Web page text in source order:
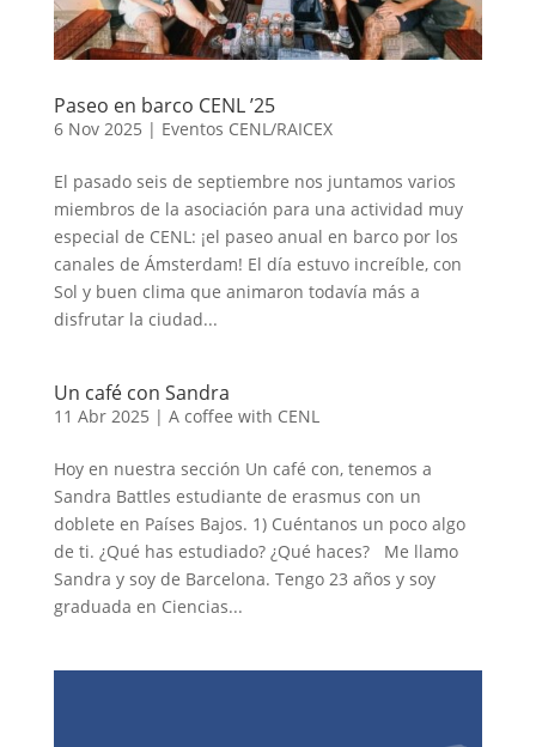
Paseo en barco CENL ’25
6 Nov 2025 | Eventos CENL/RAICEX
El pasado seis de septiembre nos juntamos varios
miembros de la asociación para una actividad muy
especial de CENL: ¡el paseo anual en barco por los
canales de Ámsterdam! El día estuvo increíble, con
Sol y buen clima que animaron todavía más a
disfrutar la ciudad...
Un café con Sandra
11 Abr 2025 | A coffee with CENL
Hoy en nuestra sección Un café con, tenemos a
Sandra Battles estudiante de erasmus con un
doblete en Países Bajos. 1) Cuéntanos un poco algo
de ti. ¿Qué has estudiado? ¿Qué haces? Me llamo
Sandra y soy de Barcelona. Tengo 23 años y soy
graduada en Ciencias...